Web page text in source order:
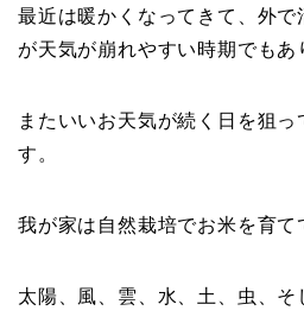
最近は暖かくなってきて、外で
が天気が崩れやすい時期でもあ
またいいお天気が続く日を狙っ
す。
我が家は自然栽培でお米を育て
太陽、風、雲、水、土、虫、そ